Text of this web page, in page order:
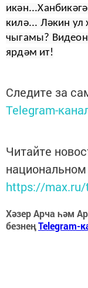
килә... Ләкин ул
чыгамы?
ярдәм ит!
Следите за
Telegram-
Читайте
https://
Хәзер Арча һәм
безнеңTelegram-